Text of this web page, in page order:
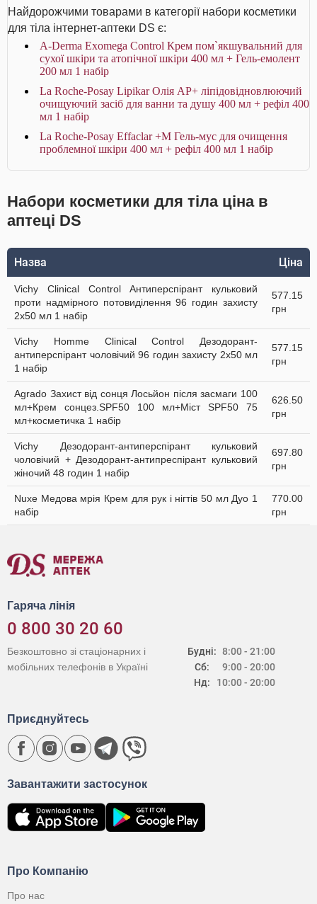
Найдорожчими товарами в категорії набори косметики
для тіла інтернет-аптеки DS є:
A-Derma Exomega Control Крем пом`якшувальний для
сухої шкіри та атопічної шкіри 400 мл + Гель-емолент
200 мл 1 набір
La Roche-Posay Lipikar Олія AP+ ліпідовідновлюючий
очищуючий засіб для ванни та душу 400 мл + рефіл 400
мл 1 набір
La Roche-Posay Effaclar +М Гель-мус для очищення
проблемної шкіри 400 мл + рефіл 400 мл 1 набір
Набори косметики для тіла ціна в
аптеці DS
Назва Ціна
Vichy Clinical Control Антиперспірант кульковий
проти надмірного потовиділення 96 годин захисту
2х50 мл 1 набір
577.15
грн
Vichy Homme Clinical Control Дезодорант-
антиперспірант чоловічий 96 годин захисту 2х50 мл
1 набір
577.15
грн
Agrado Захист від сонця Лосьйон після засмаги 100
мл+Крем сонцез.SPF50 100 мл+Міст SPF50 75
мл+косметичка 1 набір
626.50
грн
Vichy Дезодорант-антиперспірант кульковий
чоловічий + Дезодорант-антипреспірант кульковий
жіночий 48 годин 1 набір
697.80
грн
Nuxe Медова мрія Крем для рук і нігтів 50 мл Дуо 1
набір
770.00
грн
Гаряча лінія
0 800 30 20 60
Будні:
Сб:
Нд:
8:00 - 21:00
9:00 - 20:00
10:00 - 20:00
Безкоштовно зі стаціонарних і
мобільних телефонів в Україні
Про Компанію
Про нас
Завантажити застосунок
Приєднуйтесь